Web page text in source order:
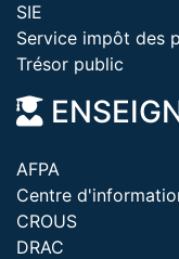
SIE
Service impôt des
Trésor public
AFPA
Centre
CROUS
DRAC